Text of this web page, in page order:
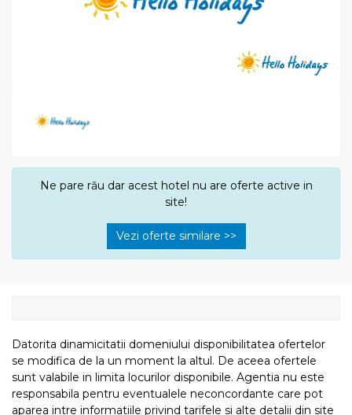
Ne pare rău dar acest hotel nu are oferte active in
site!
Vezi oferte similare >>
Datorita dinamicitatii domeniului disponibilitatea ofertelor
se modifica de la un moment la altul. De aceea ofertele
sunt valabile in limita locurilor disponibile. Agentia nu este
responsabila pentru eventualele neconcordante care pot
aparea intre informatiile privind tarifele si alte detalii din site